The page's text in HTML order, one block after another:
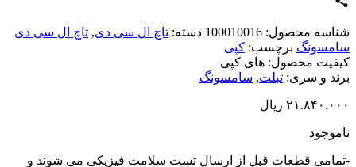
محصول:100010016 دسته:تاچ ال سی دی,تاچ ال سی دی
برچسب:کپی
محصول: های کپی
و سری: تبلت,سامسونگ
ریال
قطعات قبل از ارسال تست سلامت فیزیکی می شوند و